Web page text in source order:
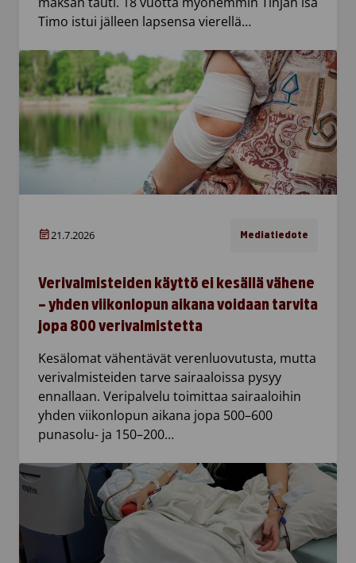
Timo istui jälleen lapsensa vierellä…
21.7.2026 Mediatiedote
Verivalmisteiden käyttö ei kesällä vähene
– yhden viikonlopun aikana voidaan tarvita
jopa 800 verivalmistetta
Kesälomat vähentävät verenluovutusta, mutta
verivalmisteiden tarve sairaaloissa pysyy
ennallaan. Veripalvelu toimittaa sairaaloihin
yhden viikonlopun aikana jopa 500–600
punasolu- ja 150–200…